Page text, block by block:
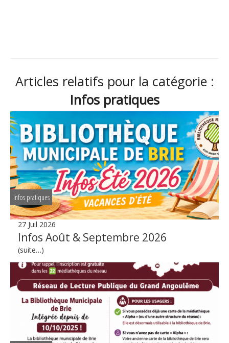
Articles relatifs pour la catégorie :
Infos pratiques
Infos pratiques
27 Juil 2026
Infos Août & Septembre 2026
(suite…)